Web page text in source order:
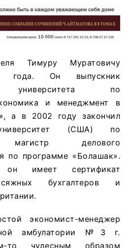
Тимуру Муратовичу
года. Он выпускник
университета по
и менеджмент в
а в 2002 году закончил
(США) по
магистр делового
по программе «Болашак».
имеет сертификат
бухгалтеров и
экономист-менеджер
амбулатории №3 г.
то чудесным образом